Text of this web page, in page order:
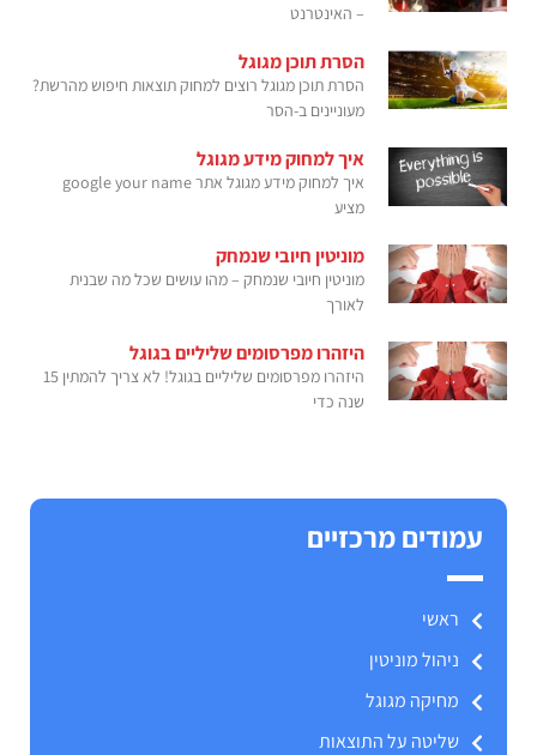
– האינטרנט
הסרת תוכן מגוגל
הסרת תוכן מגוגל רוצים למחוק תוצאות חיפוש מהרשת?
מעוניינים ב-הסר
איך למחוק מידע מגוגל
מציע
מוניטין חיובי שנמחק
מוניטין חיובי שנמחק – מהו עושים שכל מה שבנית
לאורך
היזהרו מפרסומים שליליים בגוגל
היזהרו מפרסומים שליליים בגוגל! לא צריך להמתין 15
שנה כדי
עמודים מרכזיים
ראשי
ניהול מוניטין
מחיקה מגוגל
שליטה על התוצאות